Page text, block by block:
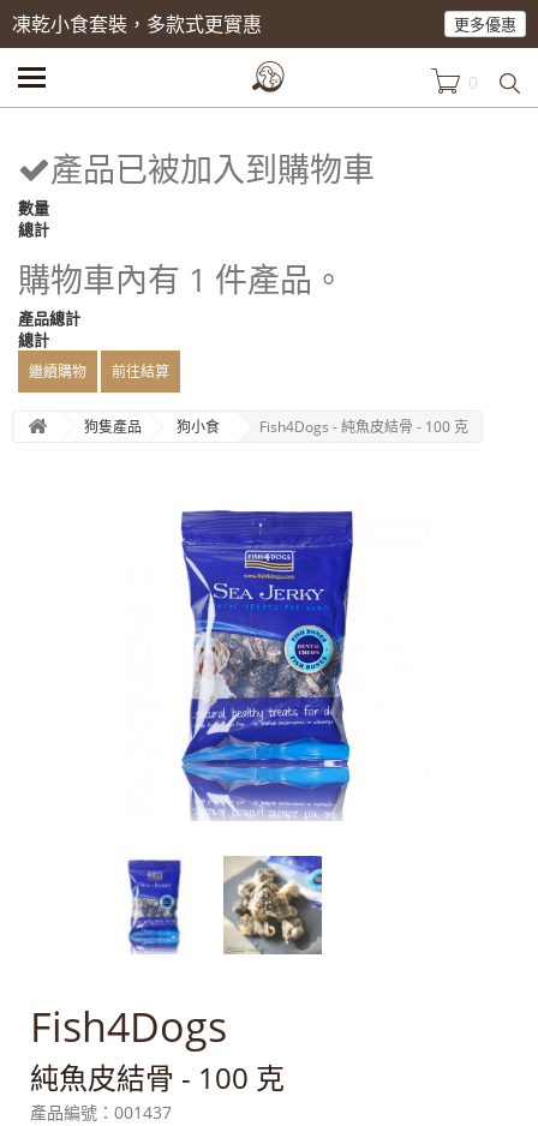
凍乾小食套裝，多款式更實惠 更多優惠
0
產品已被加入到購物車
數量
總計
購物車內有 1 件產品。
產品總計
總計
繼續購物 前往結算
狗隻產品 狗小食 Fish4Dogs - 純魚皮結骨 - 100 克
Fish4Dogs
純魚皮結骨 - 100 克
產品編號： 001437